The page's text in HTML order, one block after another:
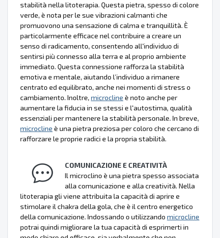
stabilità nella litoterapia. Questa pietra, spesso di colore
verde, è nota per le sue vibrazioni calmanti che
promuovono una sensazione di calma e tranquillità. È
particolarmente efficace nel contribuire a creare un
senso di radicamento, consentendo all'individuo di
sentirsi più connesso alla terra e al proprio ambiente
immediato. Questa connessione rafforza la stabilità
emotiva e mentale, aiutando l’individuo a rimanere
centrato ed equilibrato, anche nei momenti di stress o
cambiamento. Inoltre, microcline è noto anche per
aumentare la fiducia in se stessi e l'autostima, qualità
essenziali per mantenere la stabilità personale. In breve,
microcline è una pietra preziosa per coloro che cercano di
rafforzare le proprie radici e la propria stabilità.
COMUNICAZIONE E CREATIVITÀ
Il microclino è una pietra spesso associata
alla comunicazione e alla creatività. Nella
litoterapia gli viene attribuita la capacità di aprire e
stimolare il chakra della gola, che è il centro energetico
della comunicazione. Indossando o utilizzando microcline
potrai quindi migliorare la tua capacità di esprimerti in